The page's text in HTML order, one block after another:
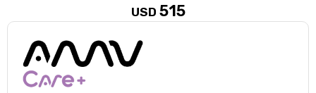
USD 515